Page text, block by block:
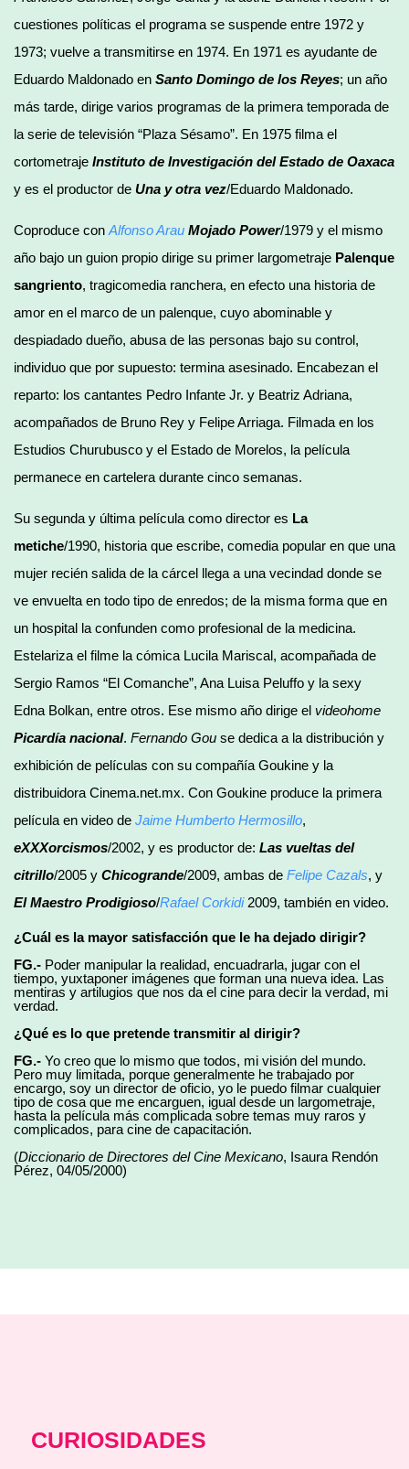
cuestiones políticas el programa se suspende entre 1972 y
1973; vuelve a transmitirse en 1974. En 1971 es ayudante de
Eduardo Maldonado en Santo Domingo de los Reyes; un año
más tarde, dirige varios programas de la primera temporada de
la serie de televisión “Plaza Sésamo”. En 1975 filma el
cortometraje Instituto de Investigación del Estado de Oaxaca
y es el productor de Una y otra vez/Eduardo Maldonado.
Coproduce con Alfonso Arau Mojado Power/1979 y el mismo
año bajo un guion propio dirige su primer largometraje Palenque
sangriento, tragicomedia ranchera, en efecto una historia de
amor en el marco de un palenque, cuyo abominable y
despiadado dueño, abusa de las personas bajo su control,
individuo que por supuesto: termina asesinado. Encabezan el
reparto: los cantantes Pedro Infante Jr. y Beatriz Adriana,
acompañados de Bruno Rey y Felipe Arriaga. Filmada en los
Estudios Churubusco y el Estado de Morelos, la película
permanece en cartelera durante cinco semanas.
Su segunda y última película como director es La
metiche/1990, historia que escribe, comedia popular en que una
mujer recién salida de la cárcel llega a una vecindad donde se
ve envuelta en todo tipo de enredos; de la misma forma que en
un hospital la confunden como profesional de la medicina.
Estelariza el filme la cómica Lucila Mariscal, acompañada de
Sergio Ramos “El Comanche”, Ana Luisa Peluffo y la sexy
Edna Bolkan, entre otros. Ese mismo año dirige el videohome
Picardía nacional. Fernando Gou se dedica a la distribución y
exhibición de películas con su compañía Goukine y la
distribuidora Cinema.net.mx. Con Goukine produce la primera
película en video de Jaime Humberto Hermosillo,
eXXXorcismos/2002, y es productor de: Las vueltas del
citrillo/2005 y Chicogrande/2009, ambas de Felipe Cazals, y
El Maestro Prodigioso/Rafael Corkidi2009, también en video.
¿Cuál es la mayor satisfacción que le ha dejado dirigir?
FG.- Poder manipular la realidad, encuadrarla, jugar con el
tiempo, yuxtaponer imágenes que forman una nueva idea. Las
mentiras y artilugios que nos da el cine para decir la verdad, mi
verdad.
¿Qué es lo que pretende transmitir al dirigir?
FG.- Yo creo que lo mismo que todos, mi visión del mundo.
Pero muy limitada, porque generalmente he trabajado por
encargo, soy un director de oficio, yo le puedo filmar cualquier
tipo de cosa que me encarguen, igual desde un largometraje,
hasta la película más complicada sobre temas muy raros y
complicados, para cine de capacitación.
(Diccionario de Directores del Cine Mexicano, Isaura Rendón
Pérez, 04/05/2000)
CURIOSIDADES